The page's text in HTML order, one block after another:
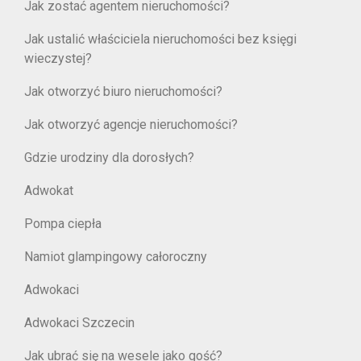
Jak zostać agentem nieruchomości?
Jak ustalić właściciela nieruchomości bez księgi
wieczystej?
Jak otworzyć biuro nieruchomości?
Jak otworzyć agencje nieruchomości?
Gdzie urodziny dla dorosłych?
Adwokat
Pompa ciepła
Namiot glampingowy całoroczny
Adwokaci
Adwokaci Szczecin
Jak ubrać się na wesele jako gość?